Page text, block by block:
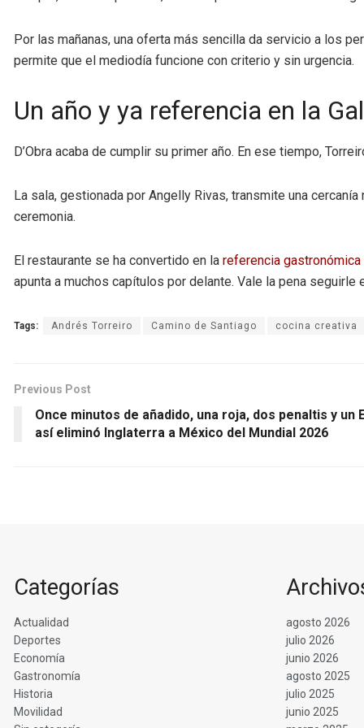
Por las mañanas, una oferta más sencilla da servicio a los
permite que el mediodía funcione con criterio y sin urgencia.
Un año y ya referencia en la
D’Obra acaba de cumplir su primer año. En ese tiempo,
La sala, gestionada por Angelly Rivas, transmite una
ceremonia.
El restaurante se ha convertido en la referencia
apunta a muchos capítulos por delante. Vale la pena seguirle
Tags: Andrés Torreiro Camino de Santiago cocina creativa
Previous Post
Once minutos de añadido, una roja, dos penaltis y un
así eliminó Inglaterra a México del Mundial 2026
Categorías
Actualidad
Deportes
Economía
Gastronomía
Historia
Movilidad
agosto 2026
julio 2026
junio 2026
agosto 2025
julio 2025
junio 2025